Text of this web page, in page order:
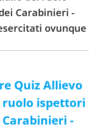
Carabinieri -
ovunque
Quiz Allievo
ruolo ispettori
Carabinieri -